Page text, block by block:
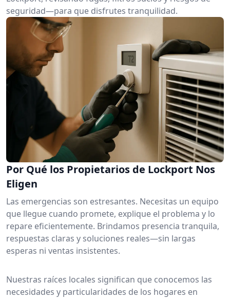
seguridad—para que disfrutes tranquilidad.
Por Qué los Propietarios de Lockport Nos
Eligen
Las emergencias son estresantes. Necesitas un equipo
que llegue cuando promete, explique el problema y lo
repare eficientemente. Brindamos presencia tranquila,
respuestas claras y soluciones reales—sin largas
esperas ni ventas insistentes.
Nuestras raíces locales significan que conocemos las
necesidades y particularidades de los hogares en